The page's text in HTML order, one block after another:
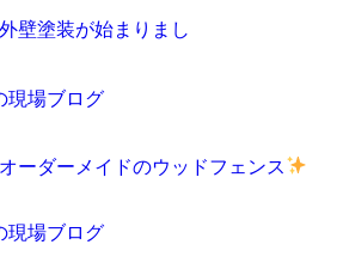
壁塗装が始まりまし
現場ブログ
ーダーメイドのウッドフェンス
現場ブログ